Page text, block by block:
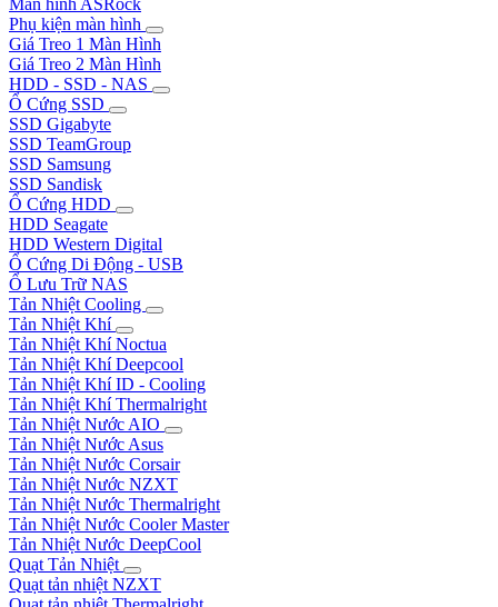
Phụ kiện màn hình
Giá Treo 1 Màn Hình
Giá Treo 2 Màn Hình
HDD - SSD - NAS
Ổ Cứng SSD
SSD Gigabyte
SSD TeamGroup
SSD Samsung
SSD Sandisk
Ổ Cứng HDD
HDD Seagate
HDD Western Digital
Ổ Cứng Di Động - USB
Ổ Lưu Trữ NAS
Tản Nhiệt Cooling
Tản Nhiệt Khí
Tản Nhiệt Khí Noctua
Tản Nhiệt Khí Deepcool
Tản Nhiệt Khí ID - Cooling
Tản Nhiệt Khí Thermalright
Tản Nhiệt Nước AIO
Tản Nhiệt Nước Asus
Tản Nhiệt Nước Corsair
Tản Nhiệt Nước NZXT
Tản Nhiệt Nước Thermalright
Tản Nhiệt Nước Cooler Master
Tản Nhiệt Nước DeepCool
Quạt Tản Nhiệt
Quạt tản nhiệt NZXT